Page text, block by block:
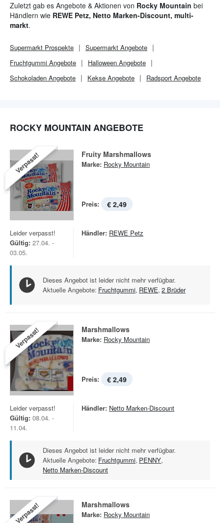
Zuletzt gab es Angebote & Aktionen von Rocky Mountain bei
Händlern wie REWE Petz, Netto Marken-Discount, multi-
markt.
Supermarkt Prospekte Supermarkt Angebote
Fruchtgummi Angebote
Halloween Angebote
Schokoladen Angebote
Kekse Angebote Radsport Angebote
ROCKY MOUNTAIN ANGEBOTE
Verpasst! Fruity Marshmallows
Marke: Rocky Mountain
Preis: € 2,49
Leider verpasst!
Gültig: 27.04. -
03.05.
Händler: REWE Petz
Dieses Angebot ist leider nicht mehr verfügbar.
Aktuelle Angebote: Fruchtgummi, REWE, 2 Brüder
Verpasst! Marshmallows
Marke: Rocky Mountain
Preis: € 2,49
Leider verpasst!
Gültig: 08.04. -
11.04.
Händler: Netto Marken-Discount
Dieses Angebot ist leider nicht mehr verfügbar.
Aktuelle Angebote: Fruchtgummi, PENNY,
Netto Marken-Discount
Verpasst! Marshmallows
Marke: Rocky Mountain